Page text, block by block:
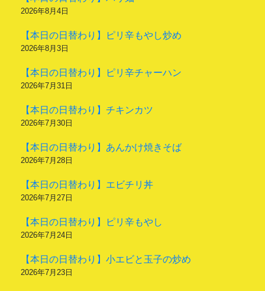
2026年8月4日
【本日の日替わり】ピリ辛もやし炒め
2026年8月3日
【本日の日替わり】ピリ辛チャーハン
2026年7月31日
【本日の日替わり】チキンカツ
2026年7月30日
【本日の日替わり】あんかけ焼きそば
2026年7月28日
【本日の日替わり】エビチリ丼
2026年7月27日
【本日の日替わり】ピリ辛もやし
2026年7月24日
【本日の日替わり】小エビと玉子の炒め
2026年7月23日